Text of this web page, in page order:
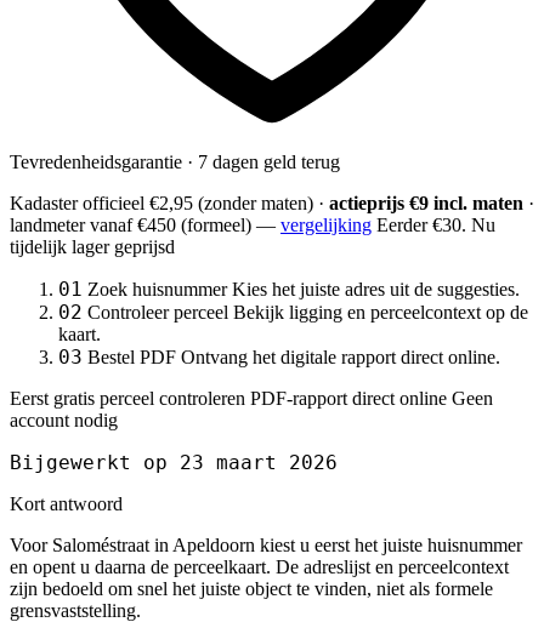
Tevredenheidsgarantie · 7 dagen geld terug
Kadaster officieel €2,95 (zonder maten) · actieprijs €9 incl. maten ·
landmetervanaf €450 (formeel) — vergelijking Eerder €30. Nu
tijdelijk lager geprijsd
01 Zoek huisnummer Kies het juiste adres uit de suggesties.
02 Controleer perceel Bekijk ligging en perceelcontext op de
kaart.
03 Bestel PDF Ontvang het digitale rapport direct online.
Eerst gratis perceel controleren PDF-rapport direct online Geen
account nodig
Bijgewerkt op 23 maart 2026
Kort antwoord
Voor Saloméstraat in Apeldoorn kiest u eerst het juiste huisnummer
en opent u daarna de perceelkaart. De adreslijst en perceelcontext
zijn bedoeld om snel het juiste object te vinden, niet als formele
grensvaststelling.